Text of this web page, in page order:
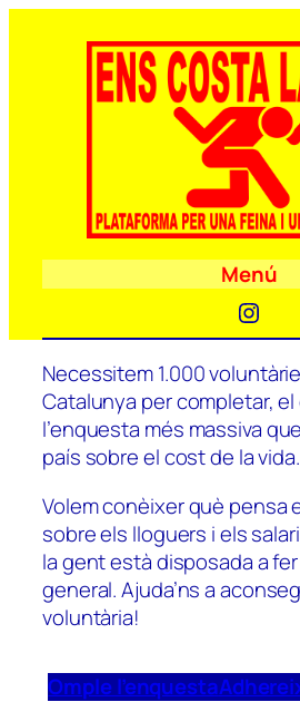
Menú
Necessitem 1.000
Catalunya per completar, el
l’enquesta més massiva
país sobre el cost de la vida.
Volem conèixer què pensa
sobre els lloguers i els
la gent està disposada a
general. Ajuda’ns a
voluntària!
Omple l’enquesta